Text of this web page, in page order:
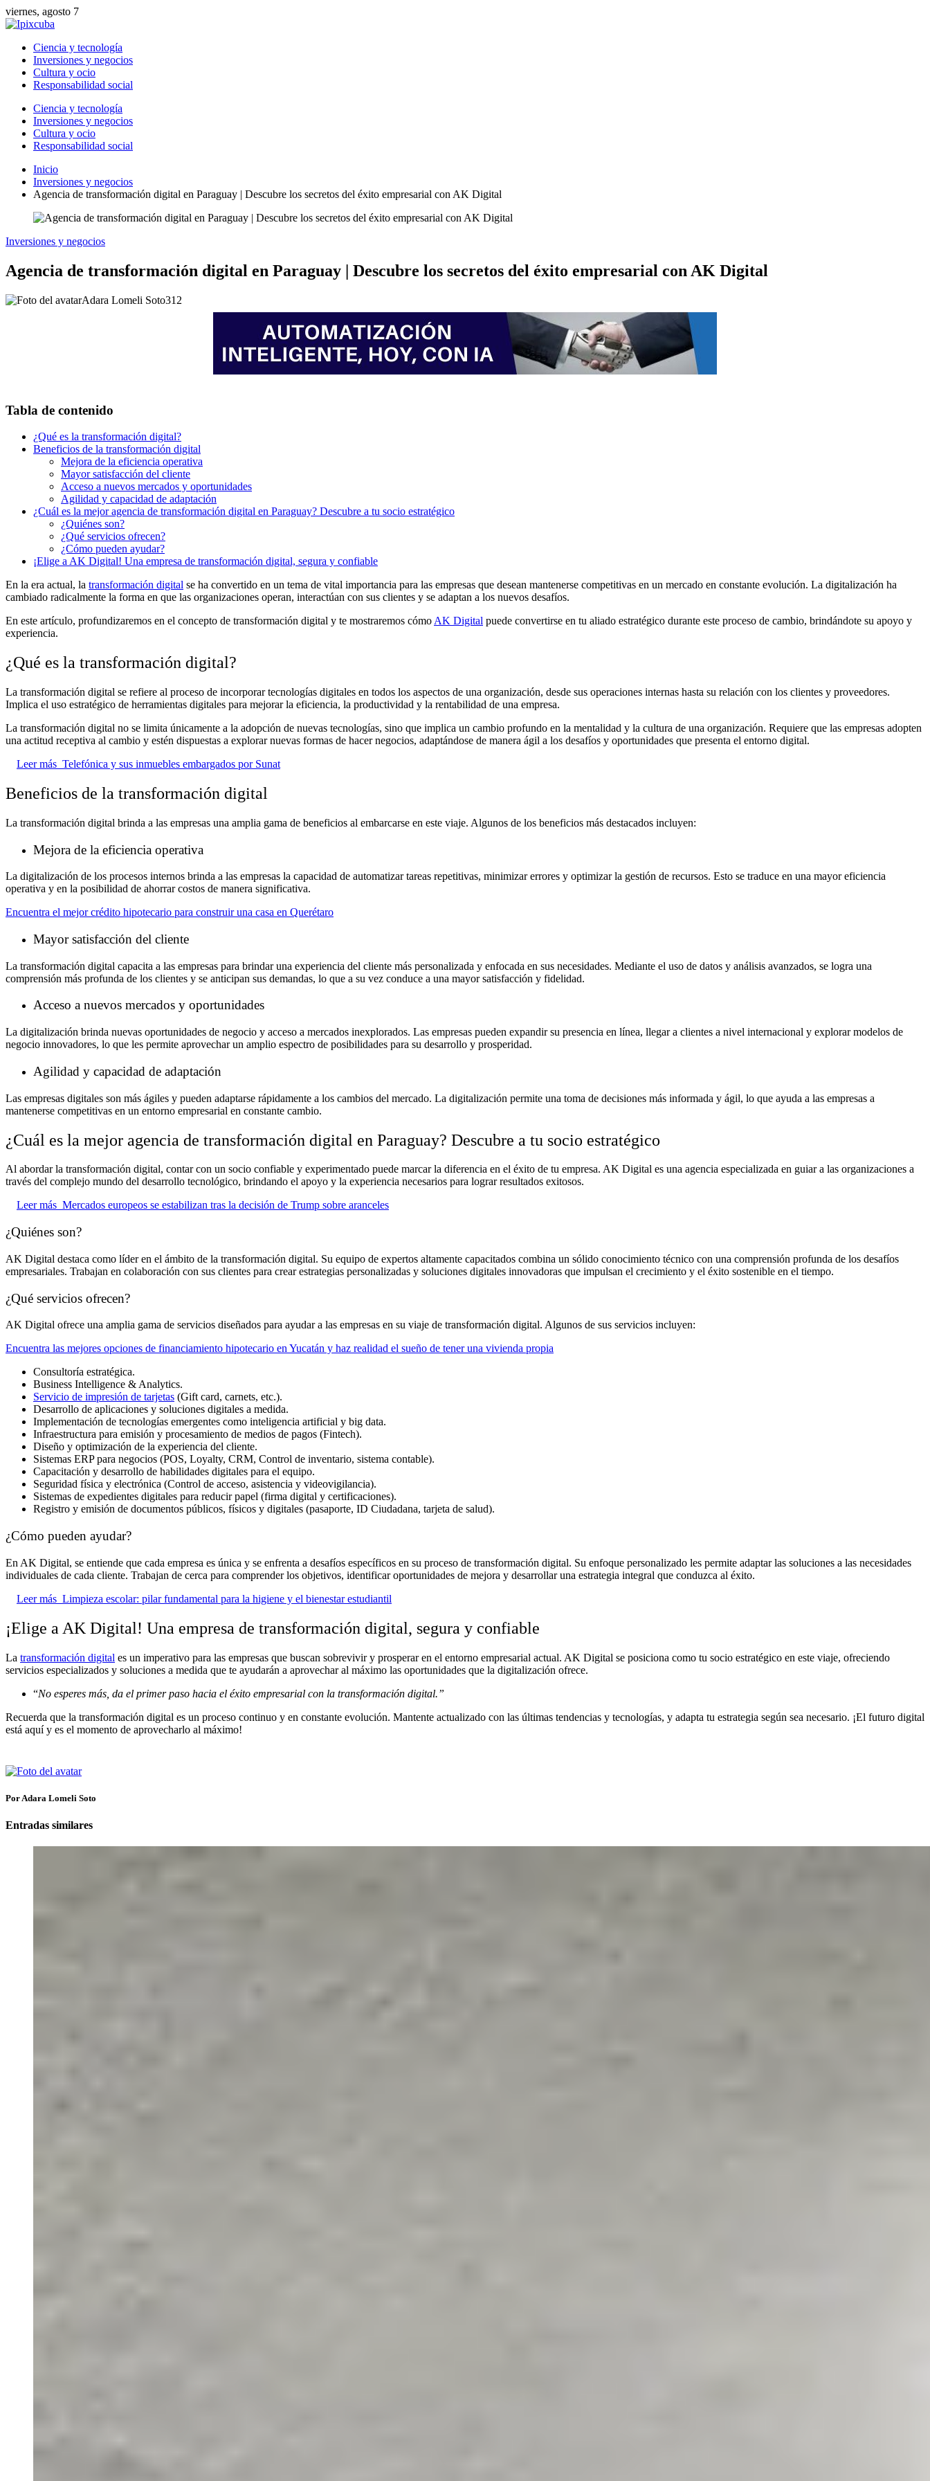
viernes, agosto 7
Ciencia y tecnología
Inversiones y negocios
Cultura y ocio
Responsabilidad social
Ciencia y tecnología
Inversiones y negocios
Cultura y ocio
Responsabilidad social
Inicio
Inversiones y negocios
Agencia de transformación digital en Paraguay | Descubre los secretos del éxito empresarial con AK Digital
Inversiones y negocios
Agencia de transformación digital en Paraguay | Descubre los secretos del éxito empresarial con AK Digital
Adara Lomeli Soto312
Tabla de contenido
¿Qué es la transformación digital?
Beneficios de la transformación digital
Mejora de la eficiencia operativa
Mayor satisfacción del cliente
Acceso a nuevos mercados y oportunidades
Agilidad y capacidad de adaptación
¿Cuál es la mejor agencia de transformación digital en Paraguay? Descubre a tu socio estratégico
¿Quiénes son?
¿Qué servicios ofrecen?
¿Cómo pueden ayudar?
¡Elige a AK Digital! Una empresa de transformación digital, segura y confiable
En la era actual, la transformación digital se ha convertido en un tema de vital importancia para las empresas que desean mantenerse competitivas en un mercado en constante evolución. La digitalización ha
cambiado radicalmente la forma en que las organizaciones operan, interactúan con sus clientes y se adaptan a los nuevos desafíos.
En este artículo, profundizaremos en el concepto de transformación digital y te mostraremos cómo AK Digital puede convertirse en tu aliado estratégico durante este proceso de cambio, brindándote su apoyo y
experiencia.
¿Qué es la transformación digital?
La transformación digital se refiere al proceso de incorporar tecnologías digitales en todos los aspectos de una organización, desde sus operaciones internas hasta su relación con los clientes y proveedores.
Implica el uso estratégico de herramientas digitales para mejorar la eficiencia, la productividad y la rentabilidad de una empresa.
La transformación digital no se limita únicamente a la adopción de nuevas tecnologías, sino que implica un cambio profundo en la mentalidad y la cultura de una organización. Requiere que las empresas adopten
una actitud receptiva al cambio y estén dispuestas a explorar nuevas formas de hacer negocios, adaptándose de manera ágil a los desafíos y oportunidades que presenta el entorno digital.
Leer más Telefónica y sus inmuebles embargados por Sunat
Beneficios de la transformación digital
La transformación digital brinda a las empresas una amplia gama de beneficios al embarcarse en este viaje. Algunos de los beneficios más destacados incluyen:
Mejora de la eficiencia operativa
La digitalización de los procesos internos brinda a las empresas la capacidad de automatizar tareas repetitivas, minimizar errores y optimizar la gestión de recursos. Esto se traduce en una mayor eficiencia
operativa y en la posibilidad de ahorrar costos de manera significativa.
Encuentra el mejor crédito hipotecario para construir una casa en Querétaro
Mayor satisfacción del cliente
La transformación digital capacita a las empresas para brindar una experiencia del cliente más personalizada y enfocada en sus necesidades. Mediante el uso de datos y análisis avanzados, se logra una
comprensión más profunda de los clientes y se anticipan sus demandas, lo que a su vez conduce a una mayor satisfacción y fidelidad.
Acceso a nuevos mercados y oportunidades
La digitalización brinda nuevas oportunidades de negocio y acceso a mercados inexplorados. Las empresas pueden expandir su presencia en línea, llegar a clientes a nivel internacional y explorar modelos de
negocio innovadores, lo que les permite aprovechar un amplio espectro de posibilidades para su desarrollo y prosperidad.
Agilidad y capacidad de adaptación
Las empresas digitales son más ágiles y pueden adaptarse rápidamente a los cambios del mercado. La digitalización permite una toma de decisiones más informada y ágil, lo que ayuda a las empresas a
mantenerse competitivas en un entorno empresarial en constante cambio.
¿Cuál es la mejor agencia de transformación digital en Paraguay? Descubre a tu socio estratégico
Al abordar la transformación digital, contar con un socio confiable y experimentado puede marcar la diferencia en el éxito de tu empresa. AK Digital es una agencia especializada en guiar a las organizaciones a
través del complejo mundo del desarrollo tecnológico, brindando el apoyo y la experiencia necesarios para lograr resultados exitosos.
Leer más Mercados europeos se estabilizan tras la decisión de Trump sobre aranceles
¿Quiénes son?
AK Digital destaca como líder en el ámbito de la transformación digital. Su equipo de expertos altamente capacitados combina un sólido conocimiento técnico con una comprensión profunda de los desafíos
empresariales. Trabajan en colaboración con sus clientes para crear estrategias personalizadas y soluciones digitales innovadoras que impulsan el crecimiento y el éxito sostenible en el tiempo.
¿Qué servicios ofrecen?
AK Digital ofrece una amplia gama de servicios diseñados para ayudar a las empresas en su viaje de transformación digital. Algunos de sus servicios incluyen:
Encuentra las mejores opciones de financiamiento hipotecario en Yucatán y haz realidad el sueño de tener una vivienda propia
Consultoría estratégica.
Business Intelligence & Analytics.
Servicio de impresión de tarjetas (Gift card, carnets, etc.).
Desarrollo de aplicaciones y soluciones digitales a medida.
Implementación de tecnologías emergentes como inteligencia artificial y big data.
Infraestructura para emisión y procesamiento de medios de pagos (Fintech).
Diseño y optimización de la experiencia del cliente.
Sistemas ERP para negocios (POS, Loyalty, CRM, Control de inventario, sistema contable).
Capacitación y desarrollo de habilidades digitales para el equipo.
Seguridad física y electrónica (Control de acceso, asistencia y videovigilancia).
Sistemas de expedientes digitales para reducir papel (firma digital y certificaciones).
Registro y emisión de documentos públicos, físicos y digitales (pasaporte, ID Ciudadana, tarjeta de salud).
¿Cómo pueden ayudar?
En AK Digital, se entiende que cada empresa es única y se enfrenta a desafíos específicos en su proceso de transformación digital. Su enfoque personalizado les permite adaptar las soluciones a las necesidades
individuales de cada cliente. Trabajan de cerca para comprender los objetivos, identificar oportunidades de mejora y desarrollar una estrategia integral que conduzca al éxito.
Leer más Limpieza escolar: pilar fundamental para la higiene y el bienestar estudiantil
¡Elige a AK Digital! Una empresa de transformación digital, segura y confiable
La transformación digital es un imperativo para las empresas que buscan sobrevivir y prosperar en el entorno empresarial actual. AK Digital se posiciona como tu socio estratégico en este viaje, ofreciendo
servicios especializados y soluciones a medida que te ayudarán a aprovechar al máximo las oportunidades que la digitalización ofrece.
“No esperes más, da el primer paso hacia el éxito empresarial con la transformación digital.”
Recuerda que la transformación digital es un proceso continuo y en constante evolución. Mantente actualizado con las últimas tendencias y tecnologías, y adapta tu estrategia según sea necesario. ¡El futuro digital
está aquí y es el momento de aprovecharlo al máximo!
Por Adara Lomeli Soto
Entradas similares